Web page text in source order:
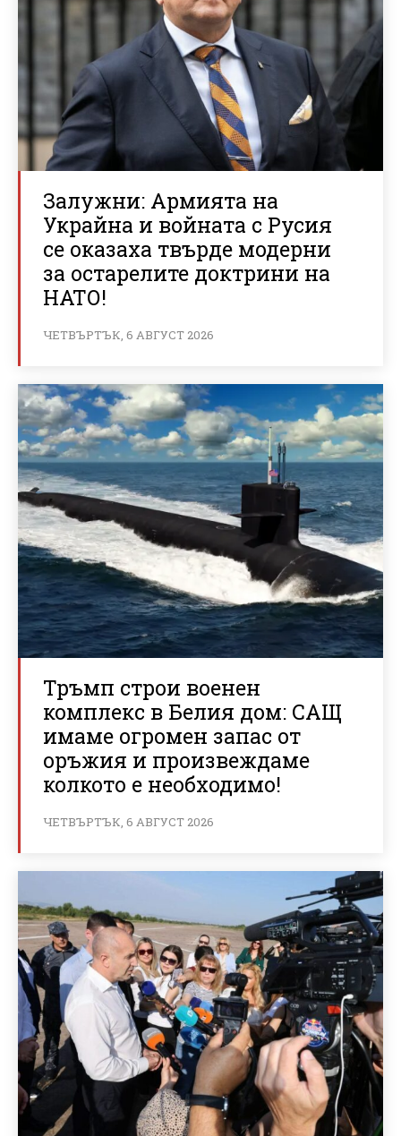
Залужни: Армията на
Украйна и войната с Русия
се оказаха твърде модерни
за остарелите доктрини на
НАТО!
ЧЕТВЪРТЪК, 6 АВГУСТ 2026
Тръмп строи военен
комплекс в Белия дом: САЩ
имаме огромен запас от
оръжия и произвеждаме
колкото е необходимо!
ЧЕТВЪРТЪК, 6 АВГУСТ 2026